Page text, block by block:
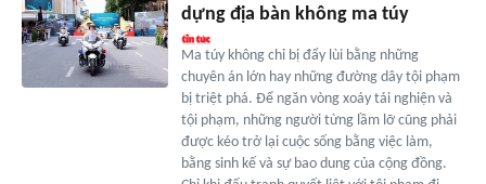
dựng địa bàn không ma túy
Ma túy không chỉ bị đẩy lùi bằng những
chuyên án lớn hay những đường dây tội phạm
bị triệt phá. Để ngăn vòng xoáy tái nghiện và
tội phạm, những người từng lầm lỡ cũng phải
được kéo trở lại cuộc sống bằng việc làm,
bằng sinh kế và sự bao dung của cộng đồng.